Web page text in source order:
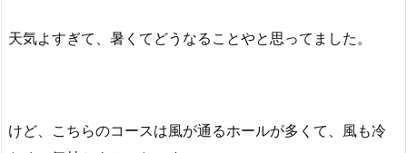
天気よすぎて、暑くてどうなることやと思ってました。
けど、こちらのコースは風が通るホールが多くて、風も冷